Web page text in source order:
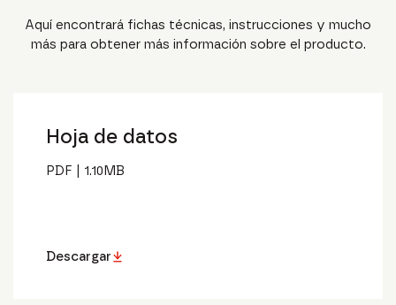
Aquí encontrará fichas técnicas, instrucciones y mucho
más para obtener más información sobre el producto.
Hoja de datos
PDF 1.10 MB
Descargar